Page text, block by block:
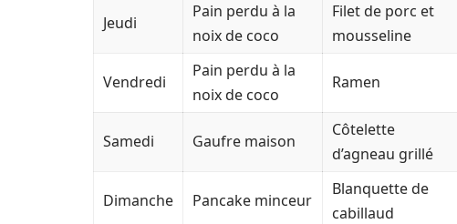
Jeudi
Pain perdu à la
noix de coco
Filet de porc et
mousseline
Vendredi
Pain perdu à la
noix de coco
Ramen
Samedi Gaufre maison
Côtelette
d’agneau grillé
Dimanche Pancake minceur
Blanquette de
cabillaud